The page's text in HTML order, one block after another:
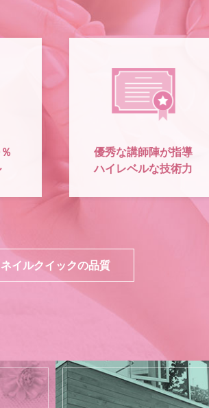
優秀な講師陣が指導
ハイレベルな技術力
ネイルクイックの品質